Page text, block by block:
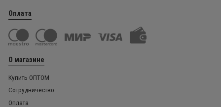
Оплата
О магазине
Купить ОПТОМ
Сотрудничество
Оплата